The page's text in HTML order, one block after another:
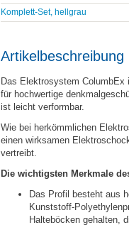
Komplett-Set, hellgrau
Artikelbeschreibung
Das Elektrosystem ColumbEx
für hochwertige
ist leicht verformbar.
Wie bei herkömmlichen
einen wirksamen
vertreibt.
Die wichtigsten Merkmale
Das Profil besteht aus
Kunststoff-
Halteböcken gehalten,